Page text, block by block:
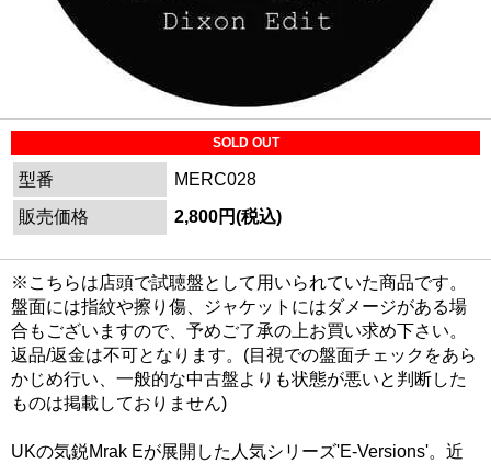
SOLD OUT
型番
MERC028
販売価格
2,800円(税込)
※こちらは店頭で試聴盤として用いられていた商品です。
盤面には指紋や擦り傷、ジャケットにはダメージがある場
合もございますので、予めご了承の上お買い求め下さい。
返品/返金は不可となります。(目視での盤面チェックをあら
かじめ行い、一般的な中古盤よりも状態が悪いと判断した
ものは掲載しておりません)
UKの気鋭Mrak Eが展開した人気シリーズ'E-Versions'。近